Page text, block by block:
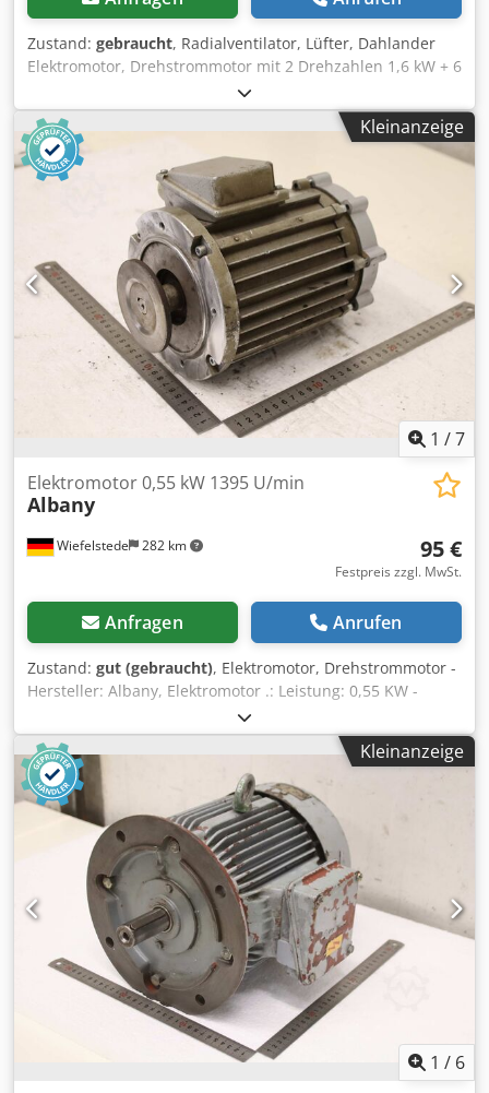
Zustand: gebraucht, Radialventilator, Lüfter, Dahlander
Elektromotor, Drehstrommotor mit 2 Drehzahlen 1,6 kW + 6
kW BLECHER Typ 132 S4 / 2 Für Absaugung Kühlung oder
Belüftung Lüfterrad-Durchmesser: Ø 400 mm Lüfterrad-
Breite: 175 mm Wellendurchmesser Motorwelle: Ø 38 mm
Motorausführung: Dahlander Stern / Doppelstern
Motordrehzahl: 1440 / 2870 U/min. Polzahl: 8 / 4
Motorleistung: 1,6 / 6 kW Netzanschluß: 400 Volt, 50 Hz -
Dahlander Drehstrommotor mit 2 Drehzahlen - Ventilator
Lüfterrad aus Metall - Ventilator Abdeckblech aus Metall Ø
465 mm - Elektromotor mit Standard-Fußflansch,
Befestigungsbohrungen Ø 11,5 / Lochabstand 215 x 140
mm Crodpfszinyhox Aptof Platzbedarf L x B x H: 570 x 465 x
465 mm Gewicht: 57 kg guter Zustand 2 Stück vorhanden,
Preis pro Stück
Kleinanzeige
1 /7
Wiefelstede 282 km
Elektromotor 0,55 kW 1395 U/min
Albany
95 €
Festpreis zzgl. MwSt.
Anfragen Anrufen
Zustand: gut (gebraucht), Elektromotor, Drehstrommotor -
Hersteller: Albany, Elektromotor .: Leistung: 0,55 KW -
Drehzahl: 1395 U/min -Welle: Ø 14 x 27 mm mit Kegelrad
Csdpozmfu Dsfx Aptsrf -Bauform: B14 -Abmessungen:
247/158/H190 mm -Gewicht: 10,6 kg/St.
Kleinanzeige
1 / 6